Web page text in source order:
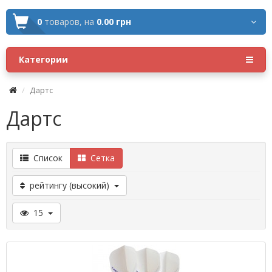
0 товаров, на 0.00 грн
Категории
Дартс
Дартс
Список Сетка
рейтингу (высокий)
15